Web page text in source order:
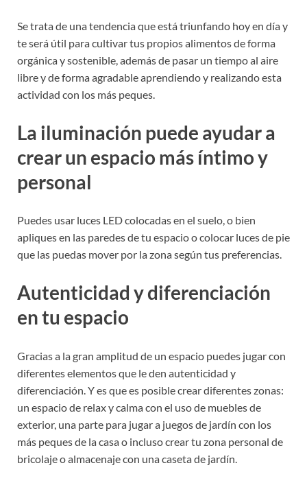
Se trata de una tendencia que está triunfando hoy en día y
te será útil para cultivar tus propios alimentos de forma
orgánica y sostenible, además de pasar un tiempo al aire
libre y de forma agradable aprendiendo y realizando esta
actividad con los más peques.
La iluminación puede ayudar a
crear un espacio más íntimo y
personal
Puedes usar luces LED colocadas en el suelo, o bien
apliques en las paredes de tu espacio o colocar luces de pie
que las puedas mover por la zona según tus preferencias.
Autenticidad y diferenciación
en tu espacio
Gracias a la gran amplitud de un espacio puedes jugar con
diferentes elementos que le den autenticidad y
diferenciación. Y es que es posible crear diferentes zonas:
un espacio de relax y calma con el uso de muebles de
exterior, una parte para jugar a juegos de jardín con los
más peques de la casa o incluso crear tu zona personal de
bricolaje o almacenaje con una caseta de jardín.